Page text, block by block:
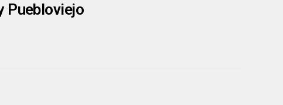
Puebloviejo